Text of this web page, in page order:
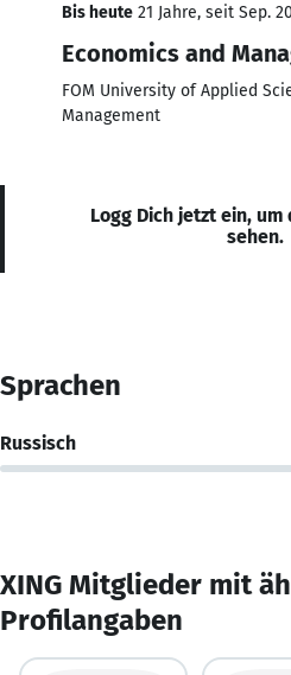
Bis heute 21 Jahre, seit Sep.
Economics and
FOM University of Applied
Management
Logg Dich jetzt ein,
sehen.
Sprachen
Russisch
XING Mitglieder mit
Profilangaben